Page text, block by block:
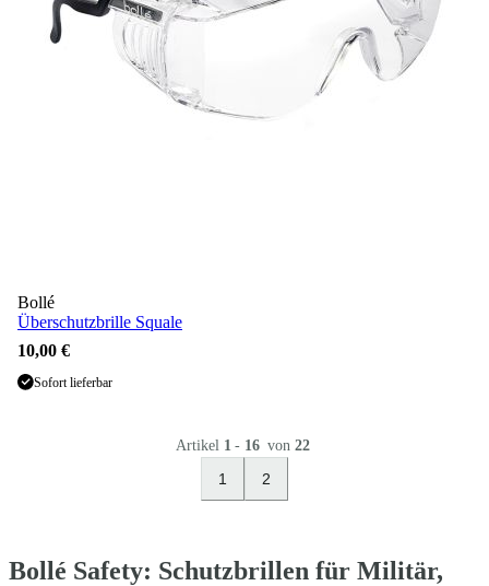
Bollé
Überschutzbrille Squale
10,00 €
Sofort lieferbar
Artikel 1 - 16 von 22
1 2
Bollé Safety: Schutzbrillen für Militär,